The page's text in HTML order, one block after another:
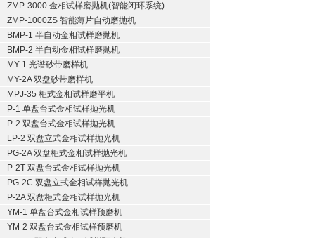
ZMP-3000 金相试样磨抛机(智能闭环系统)
ZMP-1000ZS 智能薄片自动磨抛机
BMP-1 半自动金相试样磨抛机
BMP-2 半自动金相试样磨抛机
MY-1 光谱砂带磨样机
MY-2A 双盘砂带磨样机
MPJ-35 柜式金相试样磨平机
P-1 单盘台式金相试样抛光机
P-2 双盘台式金相试样抛光机
LP-2 双盘立式金相试样抛光机
PG-2A 双盘柜式金相试样抛光机
P-2T 双盘台式金相试样抛光机
PG-2C 双盘立式金相试样抛光机
P-2A 双盘柜式金相试样抛光机
YM-1 单盘台式金相试样预磨机
YM-2 双盘台式金相试样预磨机